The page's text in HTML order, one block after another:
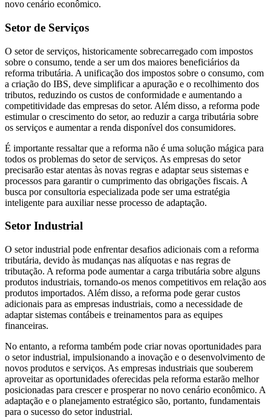
novo cenário econômico.
Setor de Serviços
O setor de serviços, historicamente sobrecarregado com impostos
sobre o consumo, tende a ser um dos maiores beneficiários da
reforma tributária. A unificação dos impostos sobre o consumo, com
a criação do IBS, deve simplificar a apuração e o recolhimento dos
tributos, reduzindo os custos de conformidade e aumentando a
competitividade das empresas do setor. Além disso, a reforma pode
estimular o crescimento do setor, ao reduzir a carga tributária sobre
os serviços e aumentar a renda disponível dos consumidores.
É importante ressaltar que a reforma não é uma solução mágica para
todos os problemas do setor de serviços. As empresas do setor
precisarão estar atentas às novas regras e adaptar seus sistemas e
processos para garantir o cumprimento das obrigações fiscais. A
busca por consultoria especializada pode ser uma estratégia
inteligente para auxiliar nesse processo de adaptação.
Setor Industrial
O setor industrial pode enfrentar desafios adicionais com a reforma
tributária, devido às mudanças nas alíquotas e nas regras de
tributação. A reforma pode aumentar a carga tributária sobre alguns
produtos industriais, tornando-os menos competitivos em relação aos
produtos importados. Além disso, a reforma pode gerar custos
adicionais para as empresas industriais, como a necessidade de
adaptar sistemas contábeis e treinamentos para as equipes
financeiras.
No entanto, a reforma também pode criar novas oportunidades para
o setor industrial, impulsionando a inovação e o desenvolvimento de
novos produtos e serviços. As empresas industriais que souberem
aproveitar as oportunidades oferecidas pela reforma estarão melhor
posicionadas para crescer e prosperar no novo cenário econômico. A
adaptação e o planejamento estratégico são, portanto, fundamentais
para o sucesso do setor industrial.